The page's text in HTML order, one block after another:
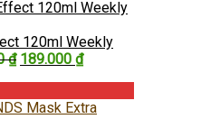
120ml Weekly
₫ Giá
250.000 ₫.
189.000 ₫Giá
là: